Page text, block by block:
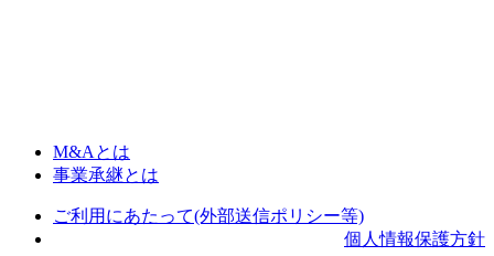
M&Aとは
事業承継とは
ご利用にあたって(外部送信ポリシー等)
個人情報保護方針